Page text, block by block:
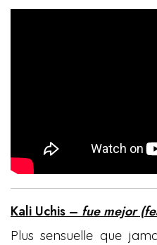
Kali Uchis –fue mejor
Plus sensuelle que